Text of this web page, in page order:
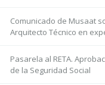
Comunicado de Musaat
Arquitecto Técnico en
Pasarela al RETA.
de la Seguridad Social